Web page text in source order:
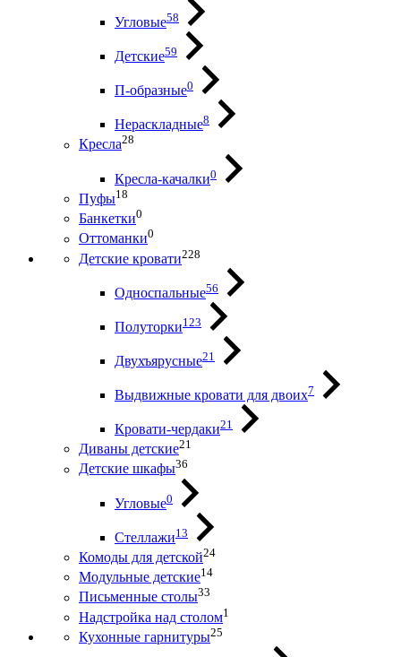
Угловые58
Детские59
П-образные0
Нераскладные8
Кресла28
Кресла-качалки0
Пуфы18
Банкетки0
Оттоманки0
Детские кровати228
Односпальные56
Полуторки123
Двухъярусные21
Выдвижные кровати для двоих7
Кровати-чердаки21
Диваны детские21
Детские шкафы36
Угловые0
Стеллажи13
Комоды для детской24
Модульные детские14
Письменные столы33
Надстройка над столом1
Кухонные гарнитуры25